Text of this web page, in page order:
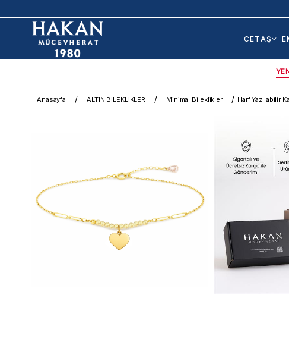
CETAŞ
Anasayfa ALTIN BİLEKLİKLER Minimal Bileklikler Harf Yazılabilir